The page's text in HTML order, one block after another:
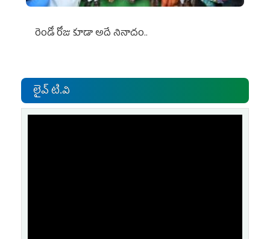
రెండో రోజు కూడా అదే నినాదం..
లైవ్ టి.వి